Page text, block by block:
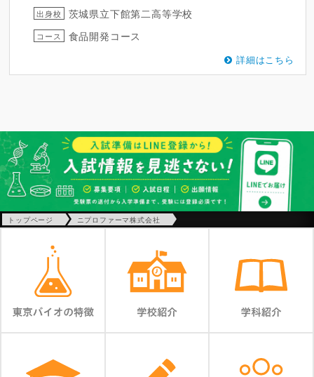
出身校 茨城県立下館第二高等学校
コース 食品開発コース
詳細はこちら
トップページ ニプロファーマ株式会社